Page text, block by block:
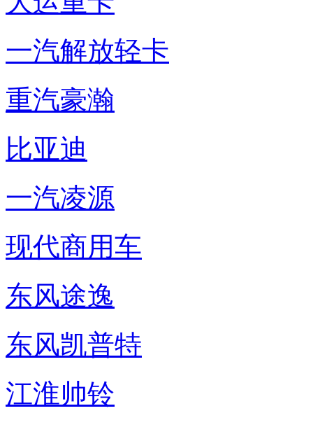
一汽解放轻卡
重汽豪瀚
比亚迪
一汽凌源
现代商用车
东风途逸
东风凯普特
江淮帅铃